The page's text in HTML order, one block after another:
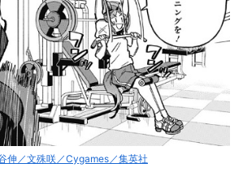
伸／文殊咲／Cygames／集英社